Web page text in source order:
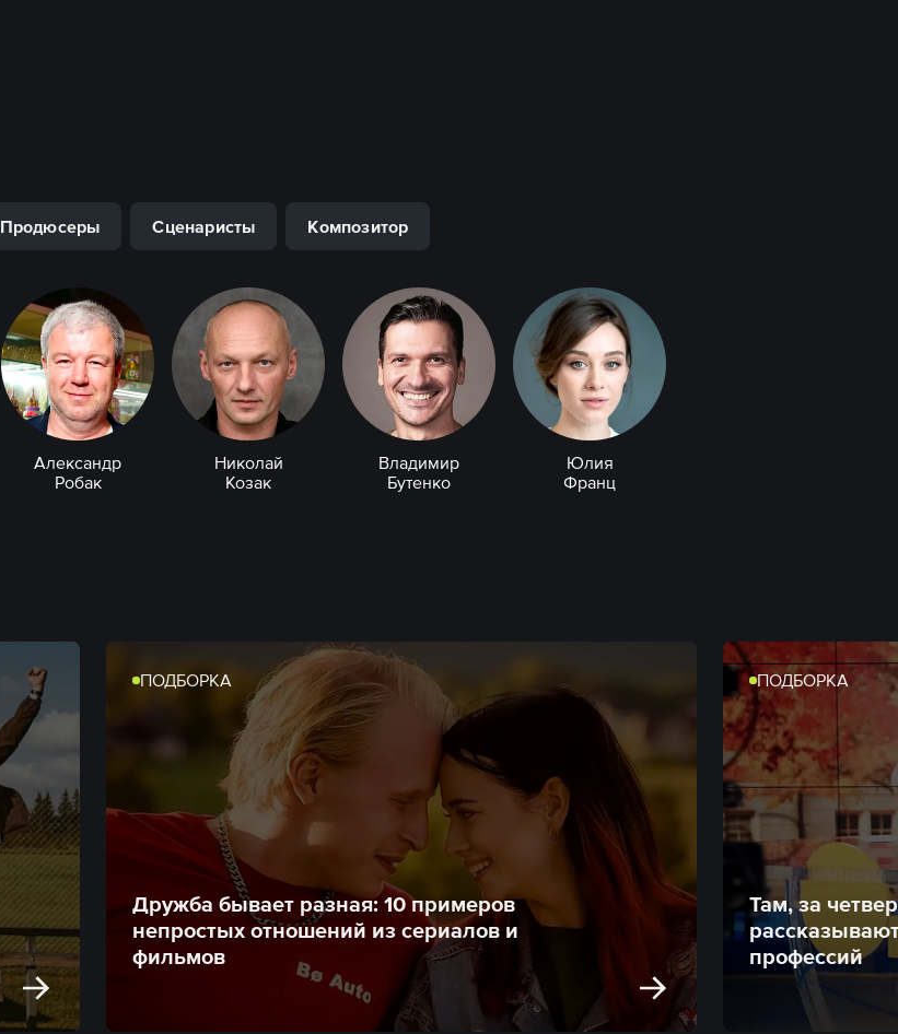
Продюсеры Сценаристы Композитор
Александр
Робак
Николай
Козак
Владимир
Бутенко
Юлия
Франц
ПОДБОРКА
Дружба бывает разная: 10 примеров
непростых отношений из сериалов и
фильмов
ПОДБОРКА
Там, за
профессий